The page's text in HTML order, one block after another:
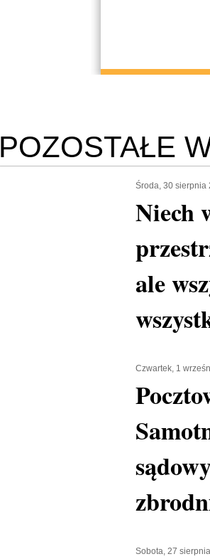
POZOSTAŁE
Środa, 30 sierpnia
Niech
ale
Czwartek, 1
Sobota, 27